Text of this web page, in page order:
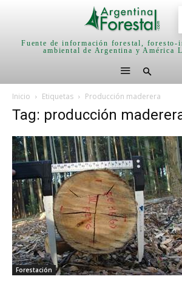
Fuente de información forestal, foresto-
ambiental de Argentina y América
Inicio Etiquetas Producción maderera
Tag: producción
Forestación